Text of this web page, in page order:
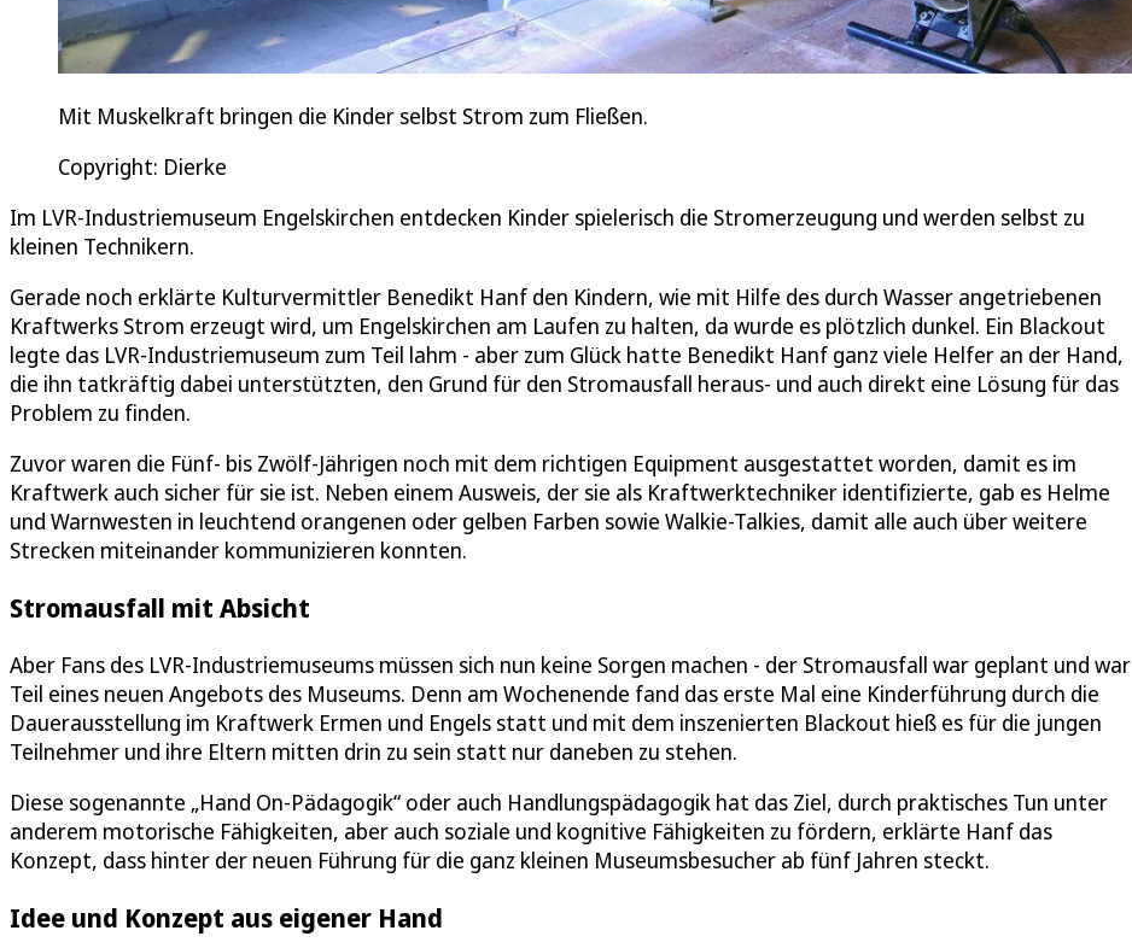
Mit Muskelkraft bringen die Kinder selbst Strom zum Fließen.
Copyright: Dierke
Im LVR-Industriemuseum Engelskirchen entdecken Kinder spielerisch die Stromerzeugung und werden selbst zu
kleinen Technikern.
Gerade noch erklärte Kulturvermittler Benedikt Hanf den Kindern, wie mit Hilfe des durch Wasser angetriebenen
Kraftwerks Strom erzeugt wird, um Engelskirchen am Laufen zu halten, da wurde es plötzlich dunkel. Ein Blackout
legte das LVR-Industriemuseum zum Teil lahm - aber zum Glück hatte Benedikt Hanf ganz viele Helfer an der Hand,
die ihn tatkräftig dabei unterstützten, den Grund für den Stromausfall heraus- und auch direkt eine Lösung für das
Problem zu finden.
Zuvor waren die Fünf- bis Zwölf-Jährigen noch mit dem richtigen Equipment ausgestattet worden, damit es im
Kraftwerk auch sicher für sie ist. Neben einem Ausweis, der sie als Kraftwerktechniker identifizierte, gab es Helme
und Warnwesten in leuchtend orangenen oder gelben Farben sowie Walkie-Talkies, damit alle auch über weitere
Strecken miteinander kommunizieren konnten.
Stromausfall mit Absicht
Aber Fans des LVR-Industriemuseums müssen sich nun keine Sorgen machen - der Stromausfall war geplant und war
Teil eines neuen Angebots des Museums. Denn am Wochenende fand das erste Mal eine Kinderführung durch die
Dauerausstellung im Kraftwerk Ermen und Engels statt und mit dem inszenierten Blackout hieß es für die jungen
Teilnehmer und ihre Eltern mitten drin zu sein statt nur daneben zu stehen.
Diese sogenannte „Hand On-Pädagogik“ oder auch Handlungspädagogik hat das Ziel, durch praktisches Tun unter
anderem motorische Fähigkeiten, aber auch soziale und kognitive Fähigkeiten zu fördern, erklärte Hanf das
Konzept, dass hinter der neuen Führung für die ganz kleinen Museumsbesucher ab fünf Jahren steckt.
Idee und Konzept aus eigener Hand